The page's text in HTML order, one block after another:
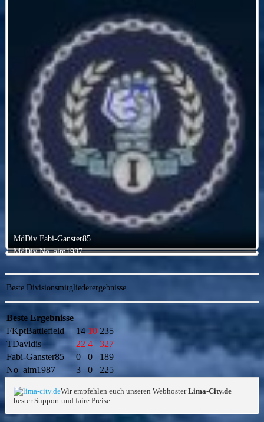
MdDiv Fabi-Ganster85
MdDiv No_aim1987
Beste Divisionsmitgliederergebnisse
Beste Ergebnisse
FKptBattlefield
14 10 235
TDavidis
22 4
327
Fabi-Ganster85
0 0
189
No_aim1987
3 0 225
Wir empfehlen euch unseren WebhosterLima-City.de
bester Support und faire Preise.